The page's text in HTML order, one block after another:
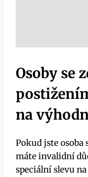
Osoby se
na
Pokud jste
máte invalidní
speciální slevu